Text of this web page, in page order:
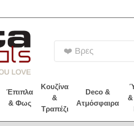
❤️ Βρες τα Brands
Έπιπλα
& Φως
Κουζίνα
&
Τραπέζι
Deco &
Ατμόσφαιρα
&